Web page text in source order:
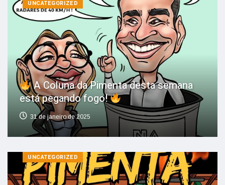
UNCATEGORIZED
A Coluna da Pimenta desta semana
está pegando fogo!
31 de janeiro de 2025
UNCATEGORIZED